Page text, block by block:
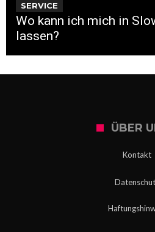
SERVICE
Wo kann ich mich in
lassen?
ÜBER
Kontakt